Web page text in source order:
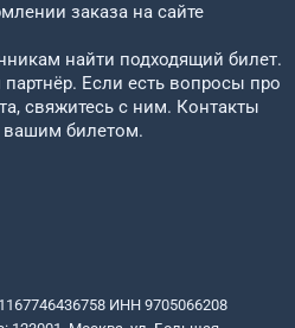
заказа на сайте
найти подходящий билет.
Если есть вопросы про
свяжитесь с ним. Контакты
вашим билетом.
ИНН 9705066208